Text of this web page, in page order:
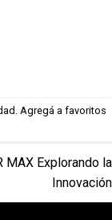
. Agregá a favoritos
MAX Explorando la
Innovación